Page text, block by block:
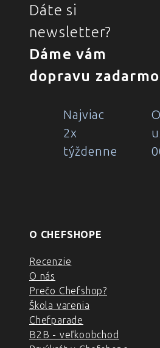
Dáte si
newsletter?
Dáme vám
dopravu zadarmo
Najviac
2x
týždenne
O CHEFSHOPE
Recenzie
O nás
Prečo Chefshop?
Škola varenia
Chefparade
B2B - veľkoobchod